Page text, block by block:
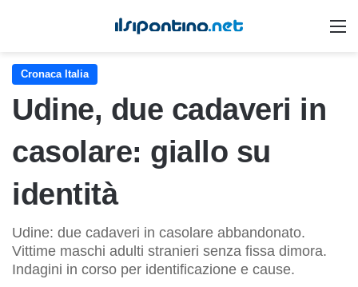
Cronaca Italia
Udine, due cadaveri in
casolare: giallo su
identità
Udine: due cadaveri in casolare abbandonato.
Vittime maschi adulti stranieri senza fissa dimora.
Indagini in corso per identificazione e cause.